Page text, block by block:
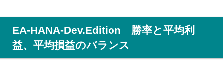
EA-HANA-Dev.Edition 勝率と平均利
益、平均損益のバランス